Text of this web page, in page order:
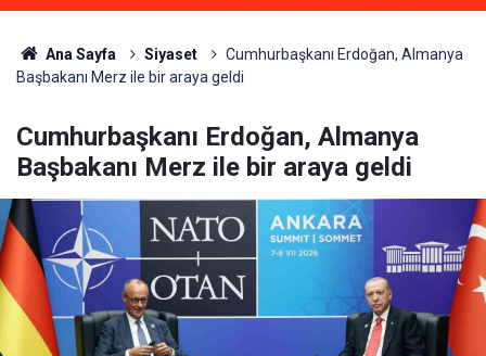
Ana Sayfa Siyaset
Cumhurbaşkanı Erdoğan, Almanya
Başbakanı Merz ile bir araya geldi
Cumhurbaşkanı Erdoğan, Almanya
Başbakanı Merz ile bir araya geldi